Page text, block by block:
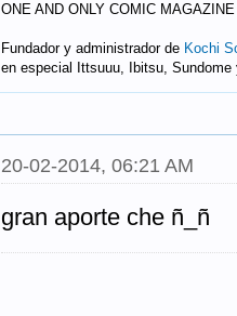
ONE AND ONLY COMIC MAGAZINE
Fundador y administrador de Kochi
en especial Ittsuuu, Ibitsu,
20-02-2014, 06:21 AM
gran aporte che ñ_ñ